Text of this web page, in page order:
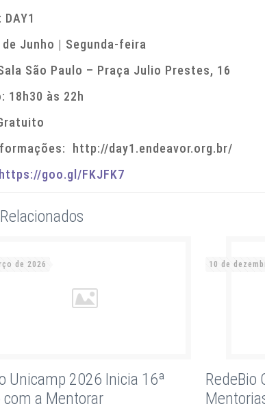
de Junho | Segunda-feira
São Paulo – Praça Julio Prestes, 16
18h30 às 22h
http://day1.endeavor.org.br/
https://goo.gl/FKJFK7
de 2026
Unicamp 2026 Inicia 16ª
com a Mentorar
10 de
RedeBio